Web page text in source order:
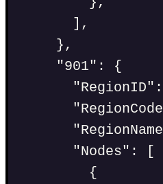
],
},
"901" :
{
"RegionID" :
"RegionCode
"RegionName
"Nodes" :
{